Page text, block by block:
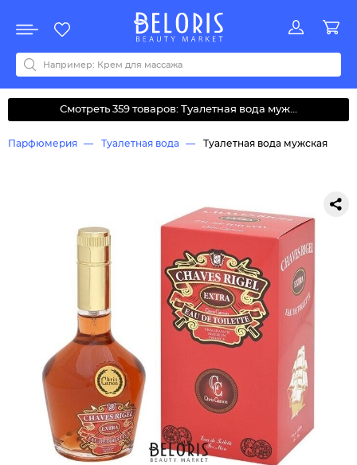
Акции
Все бренды
0-9ABCDEFGHIJKLMNOPQRSTUVWYZАБВДЗИМОКЛНПРСТУФ
Смотреть 359 товаров: Туалетная вода муж...
Парфюмерия Туалетная вода Туалетная вода мужская